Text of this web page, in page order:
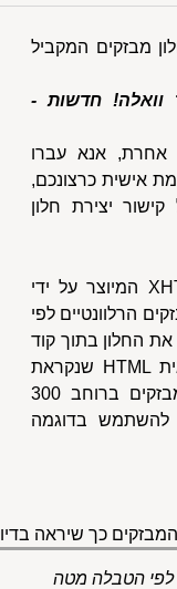
מבזקים המקביל
וואלה! חדשות -
אחרת, אנא עברו
אישית כרצונכם,
קישור יצירת חלון
חלון המבזקים הוא בעצם דף XHTML 1.1 המיוצר על ידי
הרלוונטיים לפי
החלון בתוך קוד
האתר שלכם. זאת עושים באמצעות תגית HTML שנקראת
iframe. נניח שאתם מעוניינים בחלון מבזקים ברוחב 300
תוכלו להשתמש בדוגמה
כך שיראה
לפי הטבלה מטה